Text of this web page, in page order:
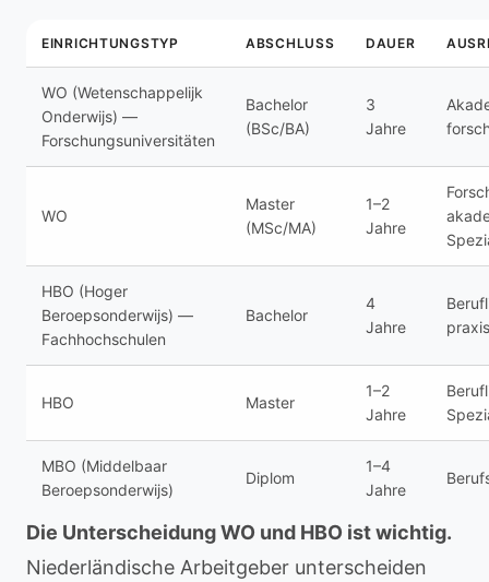
EINRICHTUNGSTYP ABSCHLUSS DAUER
WO (Wetenschappelijk
Onderwijs) —
Forschungsuniversitäten
Bachelor
(BSc/BA)
3
Jahre
WO
Master
(MSc/MA)
1–2
Jahre
HBO (Hoger
Beroepsonderwijs) —
Fachhochschulen
Bachelor
4
Jahre
HBO Master
1–2
Jahre
MBO (Middelbaar
Beroepsonderwijs)
Diplom
1–4
Jahre
Die Unterscheidung WO und HBO ist wichtig.
Niederländische Arbeitgeber unterscheiden